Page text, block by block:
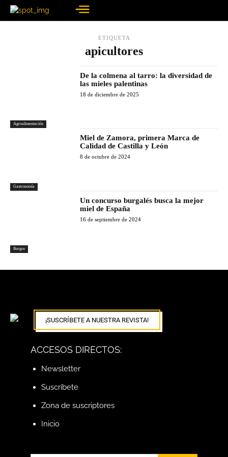
ETIQUETA
apicultores
Agroalimentación
De la colmena al tarro: la diversidad de
las mieles palentinas
18 de diciembre de 2025
Gastronomía
Miel de Zamora, primera Marca de
Calidad de Castilla y León
8 de octubre de 2024
Burgos
Un concurso burgalés busca la mejor
miel de España
16 de septiembre de 2024
¡SUSCRÍBETE A NUESTRA REVISTA!
ACCESOS DIRECTOS:
Newsletter
Suscríbete
Zona de suscriptores
Inicio